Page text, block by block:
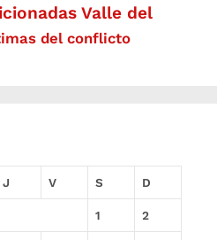
Valle del
del conflicto
J V S D
1 2